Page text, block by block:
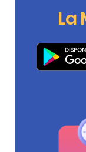
La